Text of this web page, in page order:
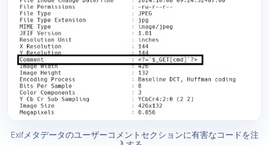
Exifメタデータのユーザーコメントセクションに有害なコードを注